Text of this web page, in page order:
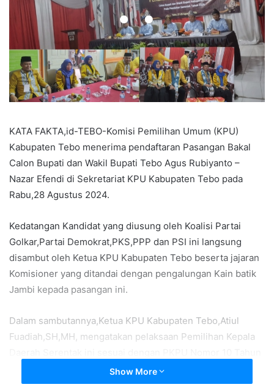
KATA FAKTA,id-TEBO-Komisi Pemilihan Umum (KPU)
Kabupaten Tebo menerima pendaftaran Pasangan Bakal
Calon Bupati dan Wakil Bupati Tebo Agus Rubiyanto –
Nazar Efendi di Sekretariat KPU Kabupaten Tebo pada
Rabu,28 Agustus 2024.
Kedatangan Kandidat yang diusung oleh Koalisi Partai
Golkar,Partai Demokrat,PKS,PPP dan PSI ini langsung
disambut oleh Ketua KPU Kabupaten Tebo beserta jajaran
Komisioner yang ditandai dengan pengalungan Kain batik
Jambi kepada pasangan ini.
Dalam sambutannya,Ketua KPU Kabupaten Tebo,Atiul
Fuadiah,SH,MH, mengatakan pelaksaan Pemilihan Kepala
Show More